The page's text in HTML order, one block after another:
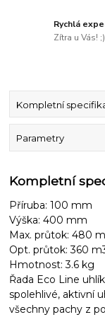
Rychlá
Zítra u Vás! ;)
Kompletní
Parametry
Kompletní
Příruba: 100 mm
Výška: 400 mm
Max. průtok: 480
Opt. průtok: 360
Hmotnost: 3.6 kg
Řada Eco Line
spolehlivé, aktivní
všechny pachy z